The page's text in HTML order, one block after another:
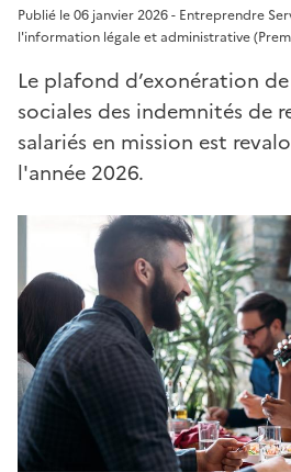
Publié le 06 janvier 2026 - Entreprendre
l'information légale et administrative
Le plafond d’exonération
sociales des indemnités de
salariés en mission est
l'année 2026.